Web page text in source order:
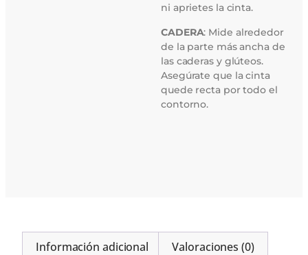
ni aprietes la cinta.
CADERA: Mide alrededor
de la parte más ancha de
las caderas y glúteos.
Asegúrate que la cinta
quede recta por todo el
contorno.
Información adicional Valoraciones (0)